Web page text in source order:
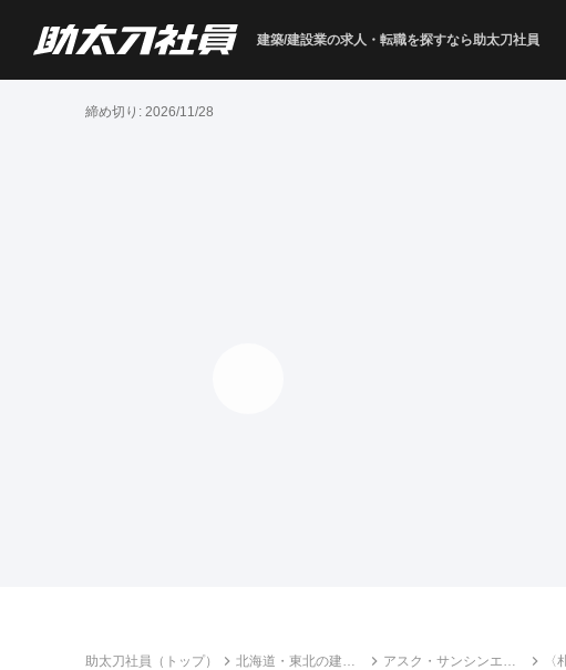
建築/建設業の求人・転職を探すなら助太刀社員
締め切り: 2026/11/28
助太刀社員（トップ）
北海道・東北の建設
アスク・サンシンエン